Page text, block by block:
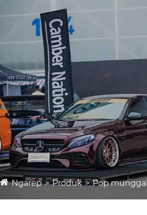
Ngarep Produk Pop